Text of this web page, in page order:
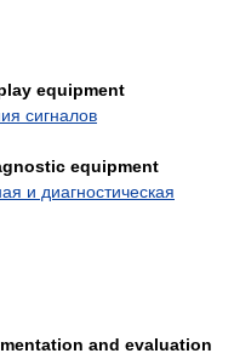
equipment
сигналов
equipment
и диагностическая
and evaluation